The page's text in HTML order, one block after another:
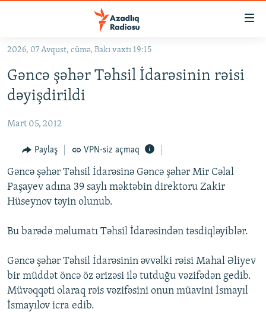
Əsas
qayıt
Əsas
naviqasiyaya
qayıt
KORRUPSIOMETR
#ƏSLINDƏ
FƏRQƏ BAX
QANUNI DOĞRU
ARAŞDIRMA
VIDEO
FOTOQALEREYA
İNFOQRAFIKA
KARIKATURA
RADIO ARXIV
OXU ZALI
AZƏRBAYCAN ƏDƏBIYYATI KITABXANASI
İSLAM VƏ DEMOKRATIYA
HAQQIMIZDA
MISSIYAMIZ
PEŞƏ ETIKASI VƏ JURNALISTIKA STANDARTLARIMIZ
BIZI IZLƏ
2026, 07 Avqust, cümə, Bakı vaxtı 19:15
Gəncə şəhər Təhsil İdarəsinin rəisi
dəyişdirildi
Mart 05, 2012
Paylaş VPN-siz açmaq
Gəncə şəhər Təhsil İdarəsinə Gəncə şəhər Mir Cəlal
Paşayev adına 39 saylı məktəbin direktoru Zakir
Hüseynov təyin olunub.
Bu barədə məlumatı Təhsil İdarəsindən təsdiqləyiblər.
Gəncə şəhər Təhsil İdarəsinin əvvəlki rəisi Mahal Əliyev
bir müddət öncə öz ərizəsi ilə tutduğu vəzifədən gedib.
Müvəqqəti olaraq rəis vəzifəsini onun müavini İsmayıl
İsmayılov icra edib.